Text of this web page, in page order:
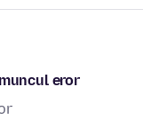
eror